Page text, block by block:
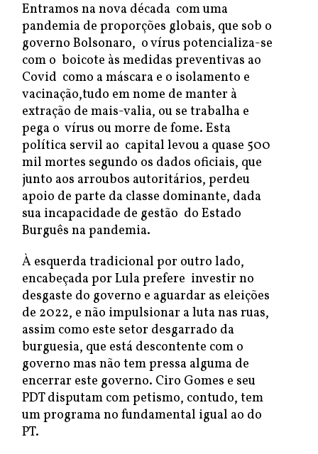
Entramos na nova década com uma
pandemia de proporções globais, que sob o
governo Bolsonaro, o vírus potencializa-se
com o boicote às medidas preventivas ao
Covid como a máscara e o isolamento e
vacinação,tudo em nome de manter à
extração de mais-valia, ou se trabalha e
pega o vírus ou morre de fome. Esta
política servil ao capital levou a quase 500
mil mortes segundo os dados oficiais, que
junto aos arroubos autoritários, perdeu
apoio de parte da classe dominante, dada
sua incapacidade de gestão do Estado
Burguês na pandemia.
À esquerda tradicional por outro lado,
encabeçada por Lula prefere investir no
desgaste do governo e aguardar as eleições
de 2022, e não impulsionar a luta nas ruas,
assim como este setor desgarrado da
burguesia, que está descontente com o
governo mas não tem pressa alguma de
encerrar este governo. Ciro Gomes e seu
PDT disputam com petismo, contudo, tem
um programa no fundamental igual ao do
PT.